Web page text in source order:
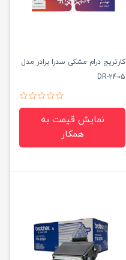
کارتریج درام مشکی سدرا برادر مدل
DR-2405
نمایش قیمت به
همکار